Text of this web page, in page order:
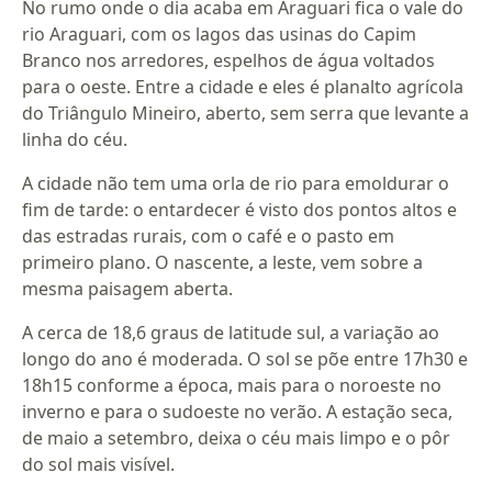
No rumo onde o dia acaba em Araguari fica o vale do
rio Araguari, com os lagos das usinas do Capim
Branco nos arredores, espelhos de água voltados
para o oeste. Entre a cidade e eles é planalto agrícola
do Triângulo Mineiro, aberto, sem serra que levante a
linha do céu.
A cidade não tem uma orla de rio para emoldurar o
fim de tarde: o entardecer é visto dos pontos altos e
das estradas rurais, com o café e o pasto em
primeiro plano. O nascente, a leste, vem sobre a
mesma paisagem aberta.
A cerca de 18,6 graus de latitude sul, a variação ao
longo do ano é moderada. O sol se põe entre 17h30 e
18h15 conforme a época, mais para o noroeste no
inverno e para o sudoeste no verão. A estação seca,
de maio a setembro, deixa o céu mais limpo e o pôr
do sol mais visível.